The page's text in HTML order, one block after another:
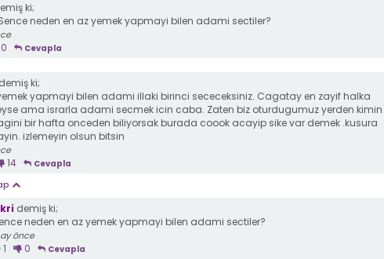
ki;
neden en az yemek yapmayi bilen adami sectiler?
0 Cevapla
demiş ki;
yapmayi bilen adami illaki birinci sececeksiniz. Cagatay en zayif halka
ama israrla adami secmek icin caba. Zaten biz oturdugumuz yerden kimin
bir hafta onceden biliyorsak burada coook acayip sike var demek .kusura
izlemeyin olsun bitsin
14 Cevapla
demiş ki;
neden en az yemek yapmayi bilen adami sectiler?
önce
1 0 Cevapla